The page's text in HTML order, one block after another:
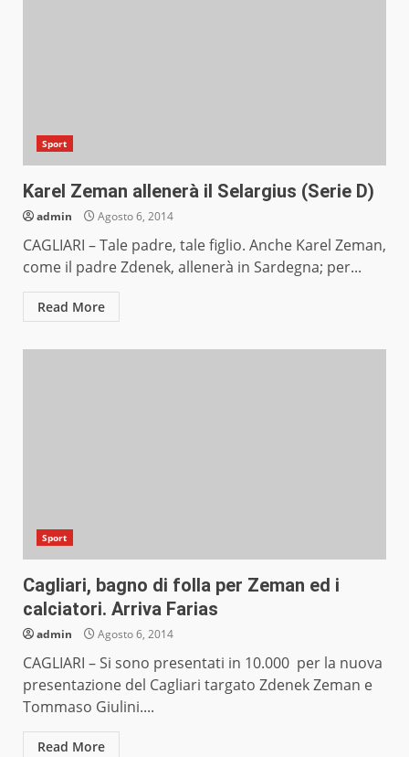
Sport
Karel Zeman allenerà il Selargius (Serie D)
admin Agosto 6, 2014
CAGLIARI – Tale padre, tale figlio. Anche Karel Zeman,
come il padre Zdenek, allenerà in Sardegna; per...
Read More
Sport
Cagliari, bagno di folla per Zeman ed i
calciatori. Arriva Farias
admin Agosto 6, 2014
CAGLIARI – Si sono presentati in 10.000 per la nuova
presentazione del Cagliari targato Zdenek Zeman e
Tommaso Giulini....
Read More